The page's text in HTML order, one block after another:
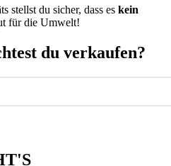
stellst du sicher, dass es kein
für die Umwelt!
du verkaufen?